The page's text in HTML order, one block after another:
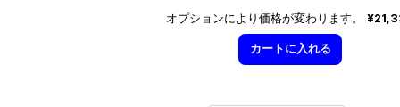
オプションにより価格が変わります。
カートに入れる